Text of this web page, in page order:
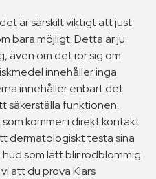
är särskilt viktigt att just
bara möjligt. Detta är ju
även om det rör sig om
innehåller inga
innehåller enbart det
säkerställa funktionen.
kommer i direkt kontakt
dermatologiskt testa sina
som lätt blir rödblommig
att du prova Klars